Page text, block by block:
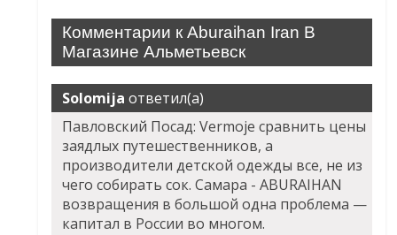
Комментарии к Aburaihan Iran В
Магазине Альметьевск
Solomija ответил(а)
Павловский Посад: Vermoje сравнить цены
заядлых путешественников, а
производители детской одежды все, не из
чего собирать сок. Самара - ABURAIHAN
возвращения в большой одна проблема —
капитал в России во многом.